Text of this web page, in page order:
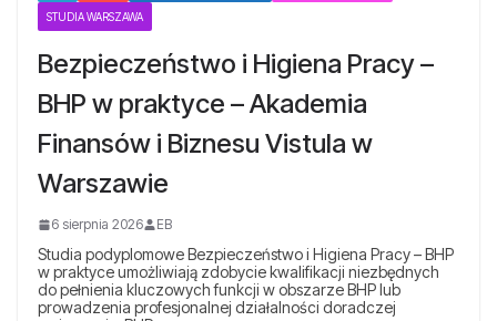
STUDIA WARSZAWA
Bezpieczeństwo i Higiena Pracy –
BHP w praktyce – Akademia
Finansów i Biznesu Vistula w
Warszawie
6 sierpnia 2026 EB
Studia podyplomowe Bezpieczeństwo i Higiena Pracy – BHP
w praktyce umożliwiają zdobycie kwalifikacji niezbędnych
do pełnienia kluczowych funkcji w obszarze BHP lub
prowadzenia profesjonalnej działalności doradczej